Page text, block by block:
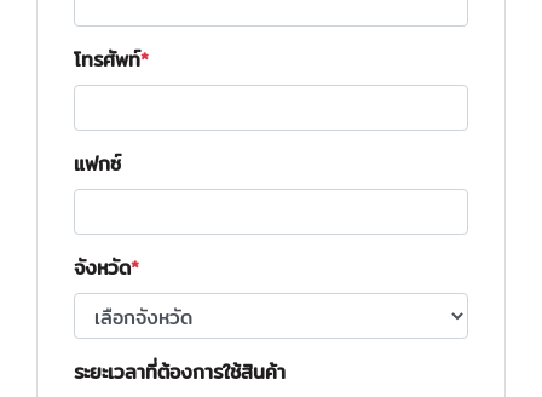
โทรศัพท์
แฟกซ์
จังหวัด
ระยะเวลาที่ต้องการใช้สินค้า